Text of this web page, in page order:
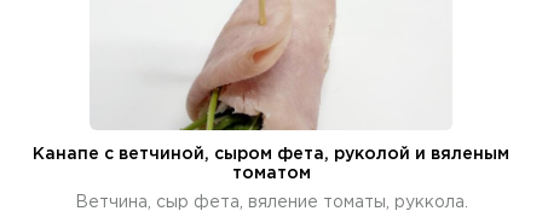
Канапе с ветчиной, сыром фета, руколой и вяленым
томатом
Ветчина, сыр фета, вяление томаты, руккола.